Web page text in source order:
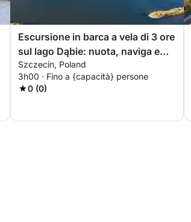
Escursione in barca a vela di 3 ore
sul lago Dąbie: nuota, naviga e
rilassati
Szczecin, Poland
3h00 · Fino a {capacità} persone
0 (0)